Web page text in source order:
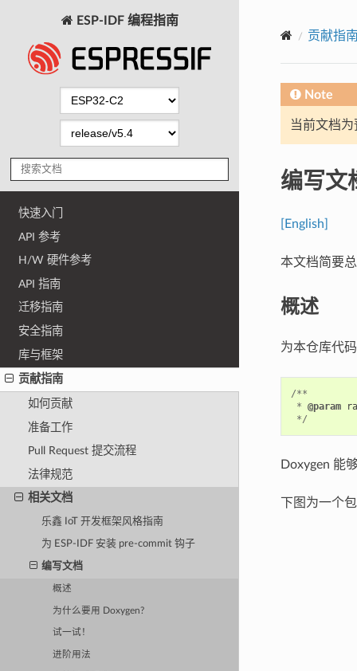
ESP-IDF 编程指南
快速入门
API 参考
H/W 硬件参考
API 指南
迁移指南
安全指南
库与框架
贡献指南
如何贡献
准备工作
Pull Request 提交流程
法律规范
相关文档
乐鑫 IoT 开发框架风格指南
为 ESP-IDF 安装 pre-commit 钩子
编写文档
概述
为什么要用 Doxygen?
试一试！
进阶用法
贡献指
Note
当前文档
编写文
[English]
本文档简要
概述
为本仓库代
/**
* @param
*/
Doxygen 能
下图为一个